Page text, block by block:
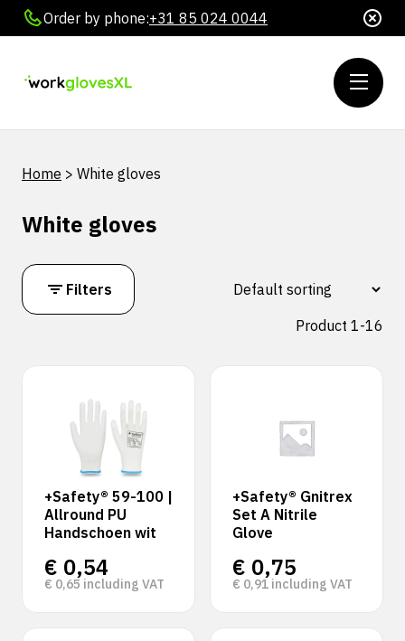
Order by phone:+31 85 024 0044
Home > White gloves
White gloves
Filters
Product 1-16
+Safety® 59-100 |
Allround PU
Handschoen wit
€ 0,54
€ 0,65 including VAT
+Safety® Gnitrex
Set A Nitrile
Glove
€ 0,75
€ 0,91 including VAT